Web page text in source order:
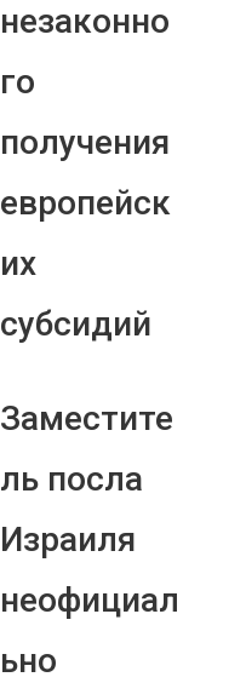
незаконно
го
получения
европейск
их
субсидий
Заместите
ль посла
Израиля
неофициал
ьно